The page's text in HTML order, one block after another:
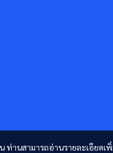
านสามารถอ่านรายละเอียดเพิ่